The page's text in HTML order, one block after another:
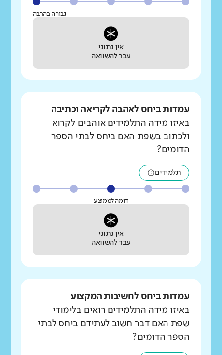
גבוהה בהרבה
אין נתוני
עבר להשוואה
עמדות ביחס לאהבה לקריאה וכתיבה
באיזו מידה התלמידים אוהבים לקרוא
ולכתוב בשפת האם ביחס לבתי הספר
הדומים?
תלמידים
דומה לממוצע
אין נתוני
עבר להשוואה
עמדות ביחס לחשיבות המקצוע
באיזו מידה התלמידים רואים בלימודי
שפת האם דבר חשוב לעתידם ביחס לבתי
הספר הדומים?